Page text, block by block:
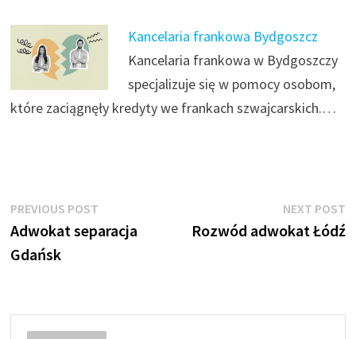
Kancelaria frankowa Bydgoszcz
Kancelaria frankowa w Bydgoszczy
specjalizuje się w pomocy osobom,
które zaciągnęły kredyty we frankach szwajcarskich.…
Nawigacja
wpisu
PREVIOUS POSTPrevious
post:
Adwokat separacja
Gdańsk
NEXT POST
Rozwód adwokat Łódź